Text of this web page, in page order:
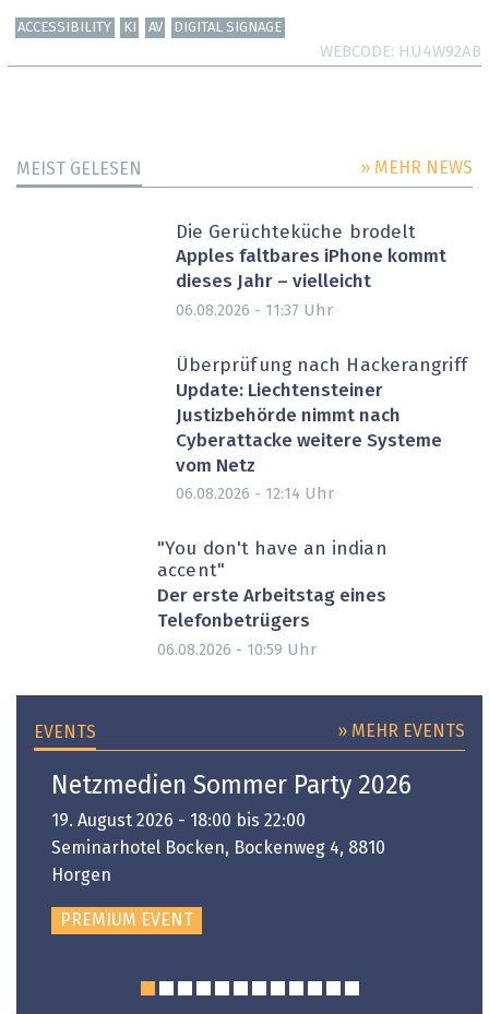
ACCESSIBILITY KI AV DIGITAL SIGNAGE
WEBCODE HU4W92AB
MEIST GELESEN » MEHR NEWS
Die Gerüchteküche brodelt
Apples faltbares iPhone kommt
dieses Jahr – vielleicht
06.08.2026 - 11:37 Uhr
Überprüfung nach Hackerangriff
Update: Liechtensteiner
Justizbehörde nimmt nach
Cyberattacke weitere Systeme
vom Netz
06.08.2026 - 12:14 Uhr
"You don't have an indian
accent"
Der erste Arbeitstag eines
Telefonbetrügers
06.08.2026 - 10:59 Uhr
EVENTS » MEHR EVENTS
Netzmedien Sommer Party 2026
19. August 2026 - 18:00 bis 22:00
Seminarhotel Bocken, Bockenweg 4, 8810
Horgen
PREMIUM EVENT